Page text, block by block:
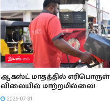
இலங்கை
ஆகஸ்ட் மாதத்தில் எரிபொருள்
விலையில் மாற்றமில்லை!
2026-07-31